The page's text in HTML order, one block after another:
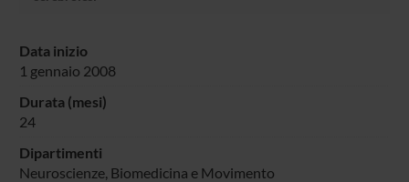
Data inizio
1 gennaio 2008
Durata (mesi)
24
Dipartimenti
Neuroscienze, Biomedicina e Movimento